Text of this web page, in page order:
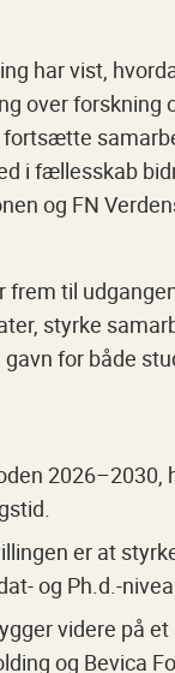
har vist,
over
i fællesskab
og FN
frem til
styrke
for både
er at
og Ph.d.-
videre på
og Bevica